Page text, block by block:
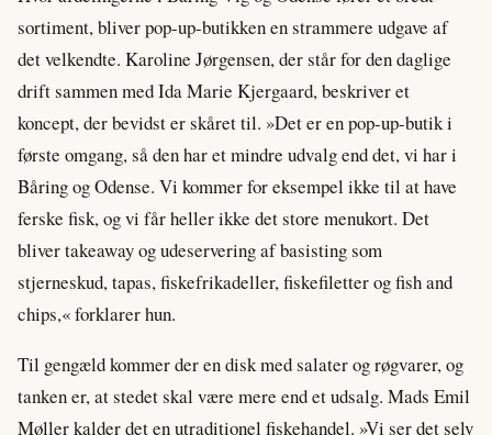
sortiment, bliver pop-up-butikken en strammere udgave af
det velkendte. Karoline Jørgensen, der står for den daglige
drift sammen med Ida Marie Kjergaard, beskriver et
koncept, der bevidst er skåret til. »Det er en pop-up-butik i
første omgang, så den har et mindre udvalg end det, vi har i
Båring og Odense. Vi kommer for eksempel ikke til at have
ferske fisk, og vi får heller ikke det store menukort. Det
bliver takeaway og udeservering af basisting som
stjerneskud, tapas, fiskefrikadeller, fiskefiletter og fish and
chips,« forklarer hun.
Til gengæld kommer der en disk med salater og røgvarer, og
tanken er, at stedet skal være mere end et udsalg. Mads Emil
Møller kalder det en utraditionel fiskehandel. »Vi ser det selv